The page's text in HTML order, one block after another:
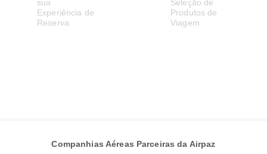
Companhias Aéreas Parceiras da Airpaz